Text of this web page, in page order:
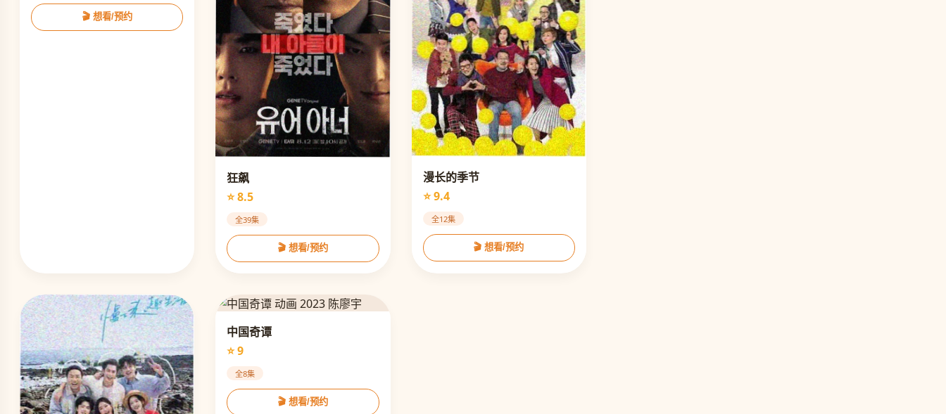
🎬 想看/预约
狂飙
⭐ 8.5
全39集
🎬 想看/预约
漫长的季节
⭐ 9.4
全12集
🎬 想看/预约
中国奇谭
⭐ 9
全8集
🎬 想看/预约